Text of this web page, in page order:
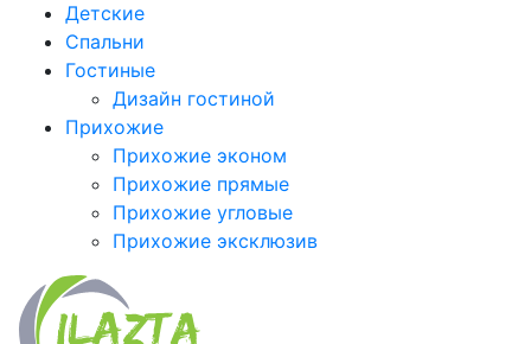
Детские
Спальни
Гостиные
Дизайн гостиной
Прихожие
Прихожие эконом
Прихожие прямые
Прихожие угловые
Прихожие эксклюзив